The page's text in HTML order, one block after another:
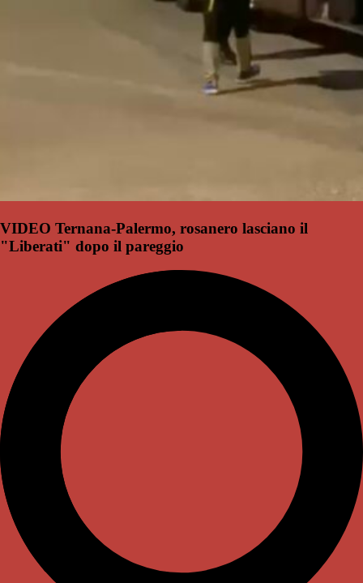
VIDEO Ternana-Palermo, rosanero lasciano il
"Liberati" dopo il pareggio